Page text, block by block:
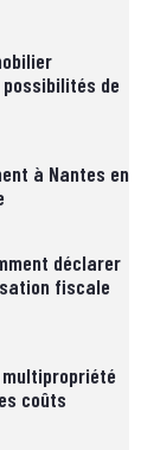
de
à Nantes en
déclarer
fiscale
coûts